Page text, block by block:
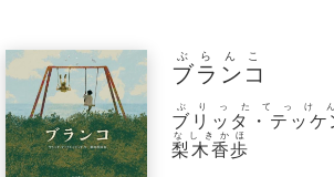
ブランコ
ぶらんこ
ブリッタ・テッ
ぶりったてっけ
梨木香歩
なしきかほ